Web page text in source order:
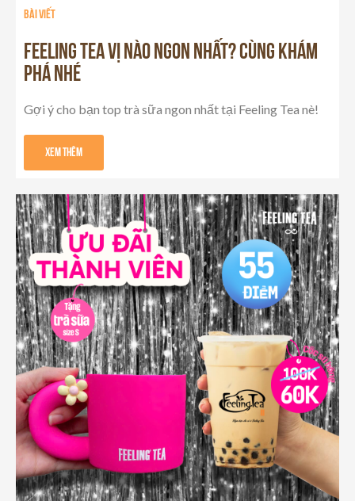
Bài viết
FEELING TEA VỊ NÀO NGON NHẤT? CÙNG KHÁM
PHÁ NHÉ
Gợi ý cho bạn top trà sữa ngon nhất tại Feeling Tea nè!
Xem Thêm